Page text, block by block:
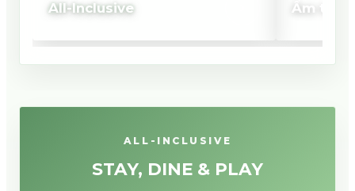
All-Inclusive Ẩm thực
ALL-INCLUSIVE
STAY, DINE & PLAY